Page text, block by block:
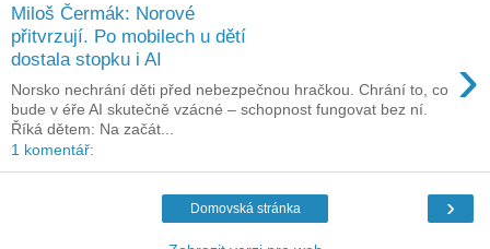
Miloš Čermák: Norové
přitvrzují. Po mobilech u dětí
dostala stopku i AI
›
Norsko nechrání děti před nebezpečnou hračkou. Chrání to, co
bude v éře AI skutečně vzácné – schopnost fungovat bez ní.
Říká dětem: Na začát...
1 komentář:
›
Domovská stránka